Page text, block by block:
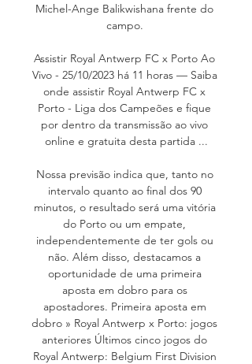
Michel-Ange Balikwishana frente do
campo.
Assistir Royal Antwerp FC x Porto Ao
Vivo - 25/10/2023 há 11 horas — Saiba
onde assistir Royal Antwerp FC x
Porto - Liga dos Campeões e fique
por dentro da transmissão ao vivo
online e gratuita desta partida ...
Nossa previsão indica que, tanto no
intervalo quanto ao final dos 90
minutos, o resultado será uma vitória
do Porto ou um empate,
independentemente de ter gols ou
não. Além disso, destacamos a
oportunidade de uma primeira
aposta em dobro para os
apostadores. Primeira aposta em
dobro » Royal Antwerp x Porto: jogos
anteriores Últimos cinco jogos do
Royal Antwerp: Belgium First Division